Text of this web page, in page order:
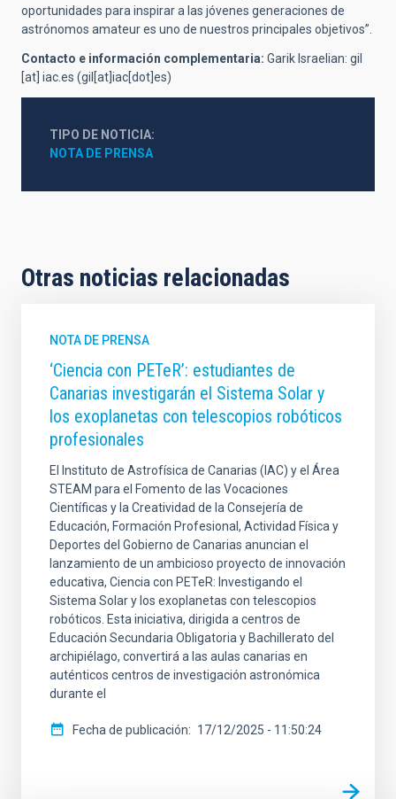
oportunidades para inspirar a las jóvenes generaciones de
astrónomos amateur es uno de nuestros principales objetivos”.
Contacto e información complementaria: Garik Israelian: gil
[at] iac.es (gil[at]iac[dot]es)
TIPO DE NOTICIA
NOTA DE PRENSA
Otras noticias relacionadas
NOTA DE PRENSA
‘Ciencia con PETeR’: estudiantes de
Canarias investigarán el Sistema Solar y
los exoplanetas con telescopios robóticos
profesionales
El Instituto de Astrofísica de Canarias (IAC) y el Área
STEAM para el Fomento de las Vocaciones
Científicas y la Creatividad de la Consejería de
Educación, Formación Profesional, Actividad Física y
Deportes del Gobierno de Canarias anuncian el
lanzamiento de un ambicioso proyecto de innovación
educativa, Ciencia con PETeR: Investigando el
Sistema Solar y los exoplanetas con telescopios
robóticos. Esta iniciativa, dirigida a centros de
Educación Secundaria Obligatoria y Bachillerato del
archipiélago, convertirá a las aulas canarias en
auténticos centros de investigación astronómica
durante el
Fecha de publicación 17/12/2025 - 11:50:24